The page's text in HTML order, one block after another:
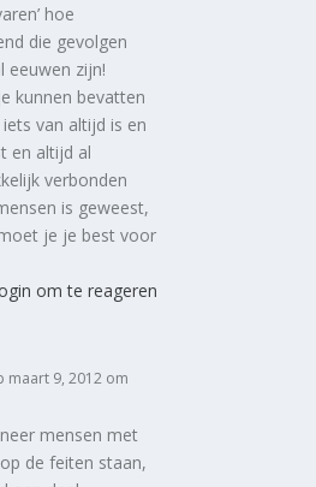
hoe
die gevolgen
eeuwen zijn!
kunnen bevatten
van altijd is en
en altijd al
verbonden
is geweest,
je je best voor
om te reageren
maart 9, 2012 om
mensen met
de feiten staan,